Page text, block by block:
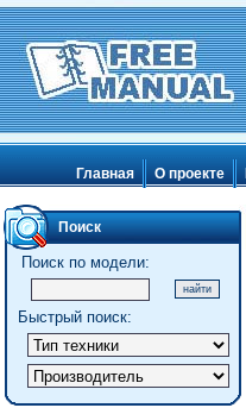
Главная О проекте
Поиск
Поиск по модели:
Быстрый поиск: